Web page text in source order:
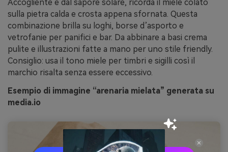
Accogliente e dal sapore solare, ricorda il miele colato
sulla pietra calda e crosta appena sfornata. Questa
combinazione brilla su loghi, borse d’asporto e
vetrofanie per panifici e bar. Da abbinare a basi crema
pulite e illustrazioni fatte a mano per uno stile friendly.
Consiglio: usa il tono miele per timbri e sigilli così il
marchio risalta senza essere eccessivo.
Esempio di immagine “arenaria mielata” generata su
media.io